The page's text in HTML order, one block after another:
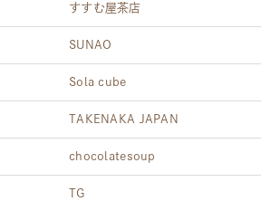
すすむ屋茶店
SUNAO
Sola cube
TAKENAKA JAPAN
chocolatesoup
TG